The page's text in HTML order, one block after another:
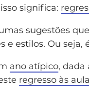
significa:
sugestões
e estilos. Ou
ano atípico, dada
regresso às